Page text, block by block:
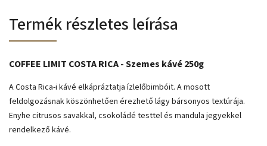
Termék részletes leírása
COFFEE LIMIT COSTA RICA - Szemes kávé 250g
A Costa Rica-i kávé elkápráztatja ízlelőbimbóit. A mosott
feldolgozásnak köszönhetően érezhető lágy bársonyos textúrája.
Enyhe citrusos savakkal, csokoládé testtel és mandula jegyekkel
rendelkező kávé.